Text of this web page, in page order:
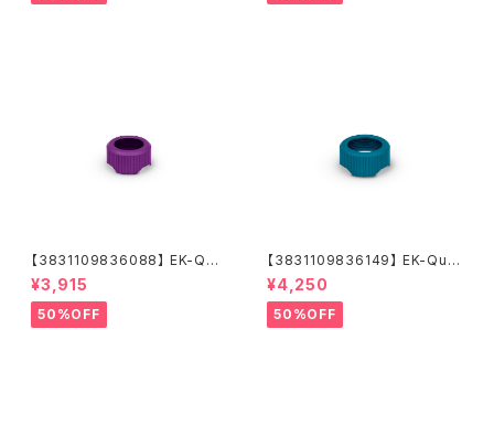
【3831109836088】 EK-Qua
ntum Torque Compression
Ring 6-Pack HDC 14 - Purp
le
¥3,915
50%OFF
【3831109836149】 EK-Qua
ntum Torque Compression
Ring 6-Pack HDC 16 - Blue
¥4,250
50%OFF